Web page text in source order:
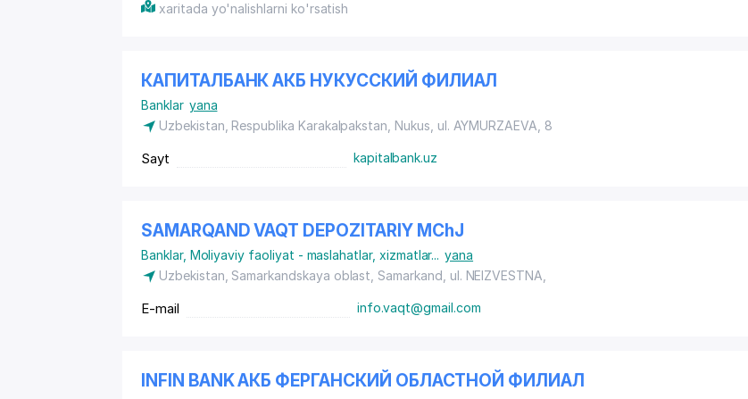
xaritada yo'nalishlarni ko'rsatish
КАПИТАЛБАНК АКБ НУКУССКИЙ ФИЛИАЛ
Banklar yana
Uzbekistan, Respublika Karakalpakstan, Nukus, ul. AYMURZAEVA , 8
Sayt kapitalbank.uz
SAMARQAND VAQT DEPOZITARIY MChJ
Banklar, Moliyaviy faoliyat - maslahatlar, xizmatlar... yana
Uzbekistan, Samarkandskaya oblast, Samarkand, ul. NEIZVESTNA
E-mail info.vaqt@gmail.com
INFIN BANK АКБ ФЕРГАНСКИЙ ОБЛАСТНОЙ ФИЛИАЛ